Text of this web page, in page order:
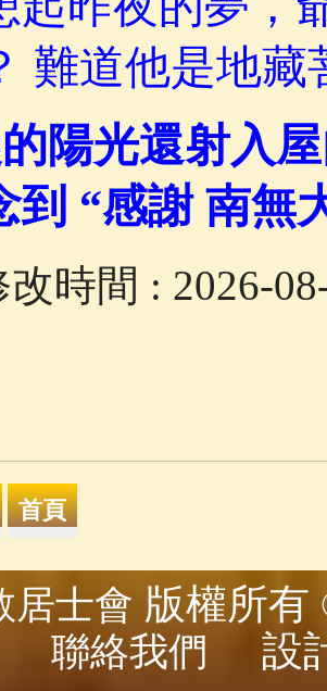
難道他是地藏
陽光還射入
到 “感謝 南無
時間 : 2026-
居士會 版權所
聯絡我們
設